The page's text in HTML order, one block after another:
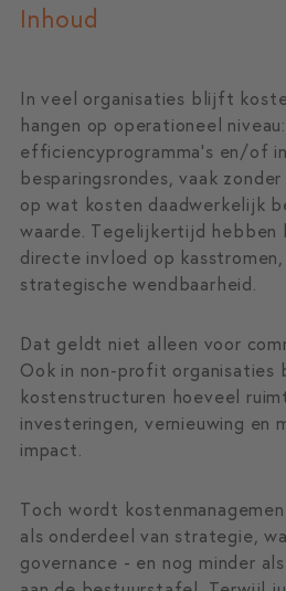
Inhoud
In veel organisaties blijft
hangen op operationeel
efficiencyprogramma’s en/of
besparingsrondes, vaak
op wat kosten daadwerkelijk
waarde. Tegelijkertijd hebben
directe invloed op
strategische wendbaarheid.
Dat geldt niet alleen voor
Ook in non-profit organisaties
kostenstructuren hoeveel
investeringen, vernieuwing en
impact.
Toch wordt
als onderdeel van strategie,
governance - en nog minder